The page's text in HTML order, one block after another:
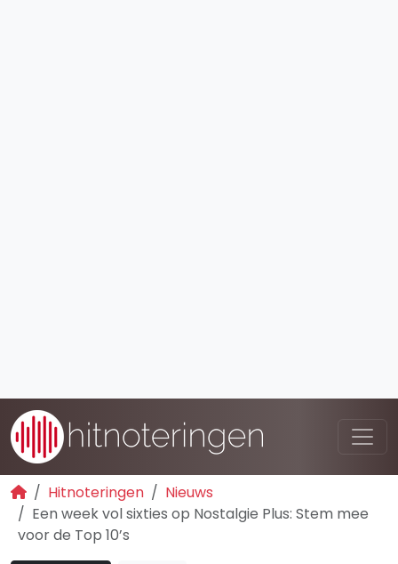
Hitnoteringen
Nieuws
Een week vol sixties op Nostalgie Plus: Stem mee
voor de Top 10’s